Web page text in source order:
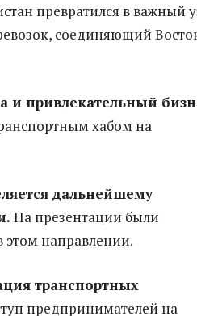
превратился в важный
соединяющий
и привлекательный
хабом на
дальнейшему
На презентации были
этом направлении.
транспортных
предпринимателей на